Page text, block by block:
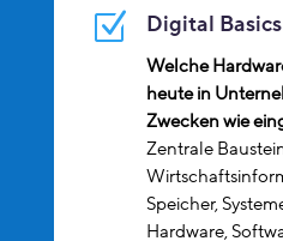
Z Digital Basics
Welche
heute in
Zwecken wie
Zentrale
Speicher,
Hardware,